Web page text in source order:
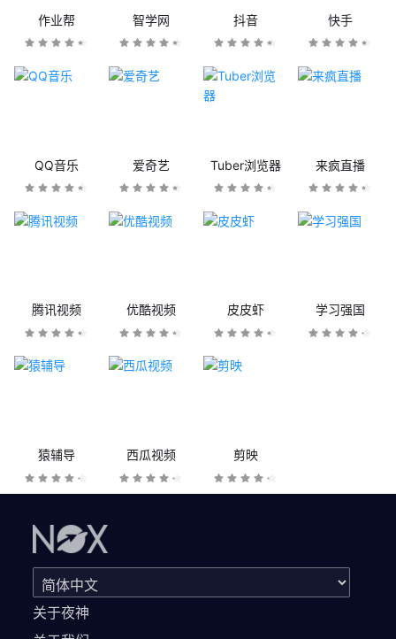
作业帮 智学网 抖音 快手
QQ音乐 爱奇艺 Tuber浏览器 来疯直播
腾讯视频 优酷视频 皮皮虾 学习强国
猿辅导 西瓜视频 剪映
关于夜神